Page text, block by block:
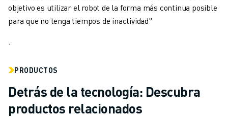
objetivo es utilizar el robot de la forma más continua posible
para que no tenga tiempos de inactividad"
PRODUCTOS
Detrás de la tecnología: Descubra
productos relacionados